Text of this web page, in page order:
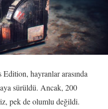
hayranlar arasında
sürüldü. Ancak, 200
pek de olumlu değildi.